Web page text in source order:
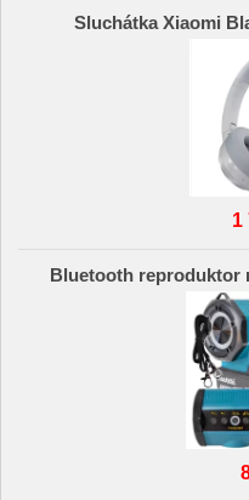
Sluchátka Xiaomi
1
Bluetooth reproduktor